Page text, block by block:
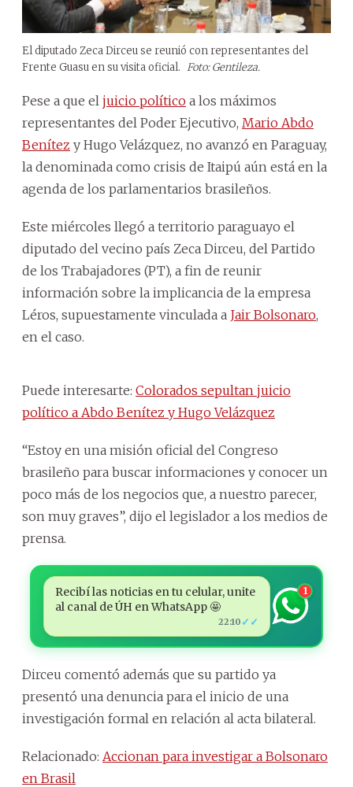
El diputado Zeca Dirceu se reunió con representantes del
Frente Guasu en su visita oficial. Foto: Gentileza.
Pese a que el juicio político a los máximos
representantes del Poder Ejecutivo, Mario Abdo
Benítez y Hugo Velázquez, no avanzó en Paraguay,
la denominada como crisis de Itaipú aún está en la
agenda de los parlamentarios brasileños.
Este miércoles llegó a territorio paraguayo el
diputado del vecino país Zeca Dirceu, del Partido
de los Trabajadores (PT), a fin de reunir
información sobre la implicancia de la empresa
Léros, supuestamente vinculada a Jair Bolsonaro,
en el caso.
Puede interesarte: Colorados sepultan juicio
político a Abdo Benítez y Hugo Velázquez
“Estoy en una misión oficial del Congreso
brasileño para buscar informaciones y conocer un
poco más de los negocios que, a nuestro parecer,
son muy graves”, dijo el legislador a los medios de
prensa.
Recibí las noticias en tu celular, unite
al canal de ÚH en WhatsApp 🤩
22:10 ✓✓
1
Dirceu comentó además que su partido ya
presentó una denuncia para el inicio de una
investigación formal en relación al acta bilateral.
Relacionado: Accionan para investigar a Bolsonaro
en Brasil